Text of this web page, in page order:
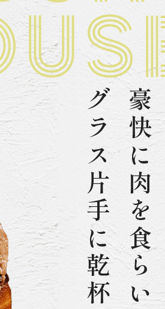
豪快に肉を食らい
グラス片手に乾杯